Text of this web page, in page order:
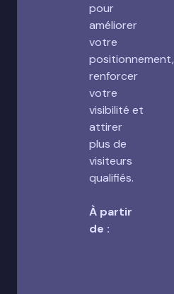
pour
améliorer
votre
positionnement,
renforcer
votre
visibilité et
attirer
plus de
visiteurs
qualifiés.
À partir
de :